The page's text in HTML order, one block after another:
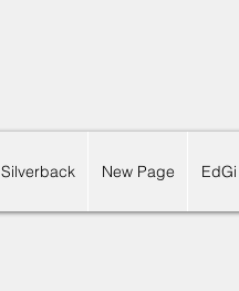
Silverback New Page EdGi